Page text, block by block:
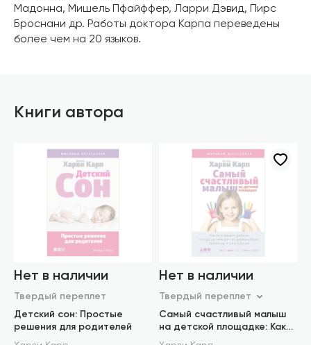
Мадонна, Мишель Пфайффер, Ларри Дэвид, Пирс
Броснани др. Работы доктора Карпа переведены
более чем на 20 языков.
Книги автора
Нет в наличии
Твердый переплет
Детский сон: Простые
решения для родителей
Нет в наличии
Твердый переплет
Самый счастливый малыш
на детской площадке: Как
воспитывать ребенка от